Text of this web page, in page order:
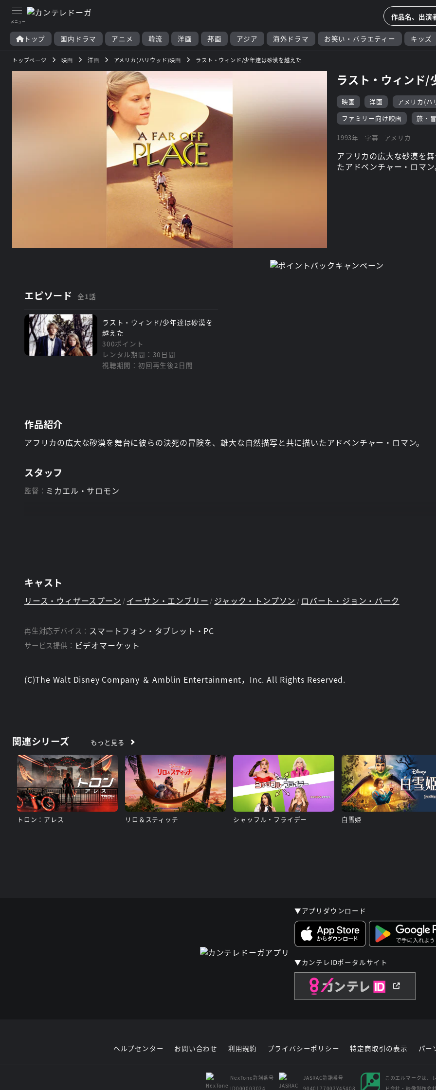
トップ 国内ドラマ アニメ 韓流 洋画 邦画 アジア 海外ドラマ お笑い・バラエティー キッズ
トップページ 映画 洋画 アメリカ(ハリウッド)映画 ラスト・ウィンド/少年達は砂漠を越えた
ラスト・ウィンド/
映画 洋画
アメリカ(ハ
ファミリー向け映画
旅・
1993年 字幕 アメリカ
アフリカの広大な砂漠を
たアドベンチャー・ロマ
エピソード 全1話
ラスト・ウィンド/少年達は砂漠を
越えた
300ポイント
レンタル期間：30日間
視聴期間：初回再生後2日間
作品紹介
アフリカの広大な砂漠を舞台に彼らの決死の冒険を、雄大な自然描写と共に描いたアドベンチャー・ロマン。
スタッフ
監督： ミカエル・サロモン
キャスト
リース・ウィザースプーン イーサン・エンブリー ジャック・トンプソン ロバート・ジョン・バーク
再生対応デバイス： スマートフォン・タブレット・PC
サービス提供： ビデオマーケット
(C)The Walt Disney Company ＆ Amblin Entertainment，Inc. All Rights Reserved.
関連シリーズ もっと見る
トロン：アレス リロ＆スティッチ シャッフル・フライデー 白雪姫
▼アプリダウンロード
▼カンテレIDポータルサイト
ヘルプセンター お問い合わせ 利用規約 プライバシーポリシー 特定商取引の表示 パー
NexTone許諾番号
ID000003024
JASRAC許諾番号
9040177002Y45408
このエルマークは、
ド会社・映像制作会